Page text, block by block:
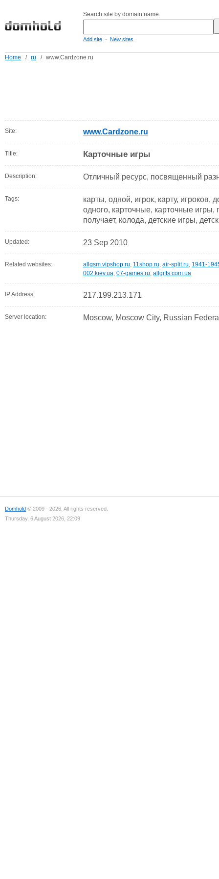
Search site by domain name:
Add site - New sites
Home / ru / www.Cardzone.ru
Site: www.Cardzone.ru
Title: Карточные игры
Description: Отличный ресурс, посвященный
Tags:
карты, одной, игрок, карту,
одного, карточные, карточные
получает, колода, детские игры,
Updated: 23 Sep 2010
Related websites: allgsm.vipshop.ru, 11shop.ru, air-split.ru, 1941-
002.kiev.ua, 07-games.ru, allgifts.com.ua
IP Address: 217.199.213.171
Server location: Moscow, Moscow City, Russian
Domhold © 2009 - 2026. All rights reserved.
Thursday, 6 August 2026, 22:09